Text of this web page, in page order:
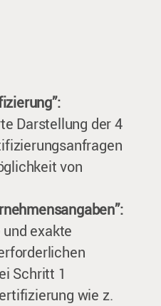
Darstellung der 4
von
exakte
Schritt 1
wie z.